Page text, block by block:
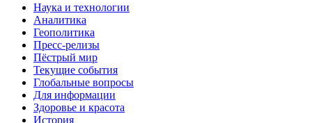
Наука и технологии
Аналитика
Геополитика
Пресс-релизы
Пёстрый мир
Текущие события
Глобальные вопросы
Для информации
Здоровье и красота
История